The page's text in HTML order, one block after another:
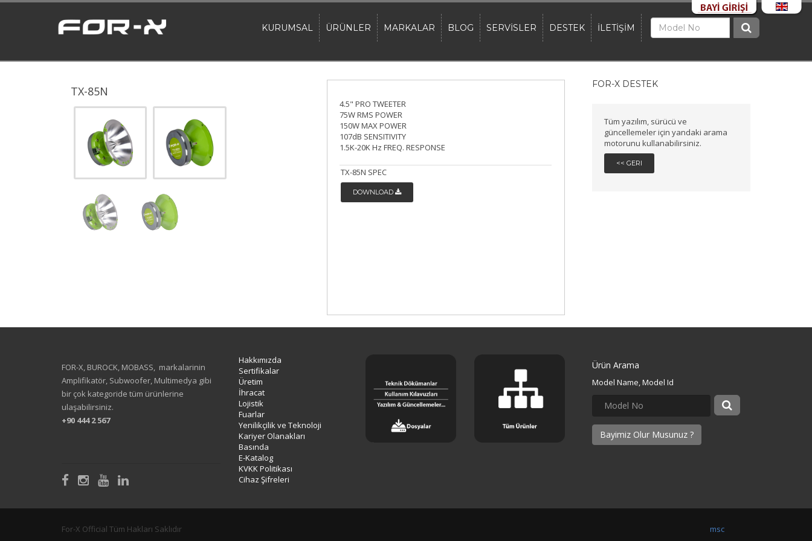
KURUMSAL ÜRÜNLER MARKALAR BLOG SERVİSLER DESTEK İLETİŞİM
TX-85N
4.5" PRO TWEETER
75W RMS POWER
150W MAX POWER
107dB SENSITIVITY
1.5K-20K Hz FREQ. RESPONSE
TX-85N SPEC
DOWNLOAD
FOR-X DESTEK
Tüm yazılım, sürücü ve
güncellemeler için yandaki arama
motorunu kullanabilirsiniz.
<< GERI
FOR-X, BUROCK, MOBASS, markalarinin
Amplifikatör, Subwoofer, Multimedya gibi
bir çok kategoride tüm ürünlerine
ulaşabilirsiniz.
+90 444 2 567
Hakkımızda
Sertifikalar
Üretim
İhracat
Lojistik
Fuarlar
Yenilikçilik ve Teknoloji
Kariyer Olanakları
Basında
E-Katalog
KVKK Politikası
Cihaz Şifreleri
Ürün Arama
Model Name, Model Id
Bayimiz Olur Musunuz ?
For-X Official Tüm Hakları Saklıdır msc